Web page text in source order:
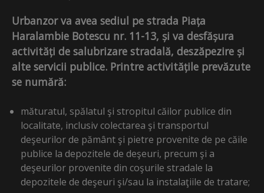
Urbanzor va avea sediul pe strada Piața
Haralambie Botescu nr. 11-13, și va desfășura
activități de salubrizare stradală, deszăpezire și
alte servicii publice. Printre activitățile prevăzute
se numără:
măturatul, spălatul şi stropitul căilor publice din
localitate, inclusiv colectarea şi transportul
deşeurilor de pământ şi pietre provenite de pe căile
publice la depozitele de deşeuri, precum şi a
deşeurilor provenite din coşurile stradale la
depozitele de deşeuri şi/sau la instalaţiile de tratare;